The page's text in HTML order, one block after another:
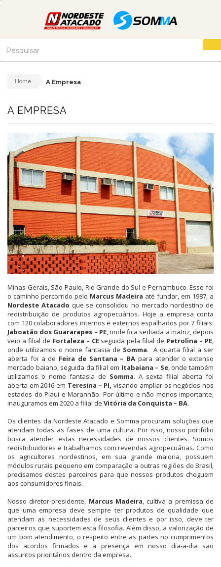
Home A Empresa
A EMPRESA
Minas Gerais, São Paulo, Rio Grande do Sul e Pernambuco. Esse foi
o caminho percorrido pelo Marcus Madeira até fundar, em 1987, a
Nordeste Atacado que se consolidou no mercado nordestino de
redistribuição de produtos agropecuários. Hoje a empresa conta
com 120 colaboradores internos e externos espalhados por 7 filiais:
Jaboatão dos Guararapes – PE, onde fica sediada a matriz, depois
veio a filial de Fortaleza – CEseguida pela filial de Petrolina – PE,
onde utilizamos o nome fantasia de Somma. A quarta filial a ser
aberta foi a de Feira de Santana – BA para atender o extenso
mercado baiano, seguida da filial em Itabaiana – Se, onde também
utilizamos o nome fantasia de Somma. A sexta filial aberta foi
aberta em 2016 em Teresina – PI, visando ampliar os negócios nos
estados do Piaui e Maranhão. Por último e não menos importante,
inauguramos em 2020 a filial de Vitória da Conquista – BA.
Os clientes da Nordeste Atacado e Somma procuram soluções que
atendam todas as fases de uma cultura. Por isso, nosso portfólio
busca atender estas necessidades de nossos clientes. Somos
redistribuidores e trabalhamos com revendas agropecuárias. Como
os agricultores nordestinos, em sua grande maioria, possuem
módulos rurais pequeno em comparação a outras regiões do Brasil,
precisamos destes parceiros para que nossos produtos cheguem
aos consumidores finais.
Nosso diretor-presidente, Marcus Madeira, cultiva a premissa de
que uma empresa deve sempre ter produtos de qualidade que
atendam as necessidades de seus clientes e por isso, deve ter
parceiros que suportem esta filosofia. Além disso, a valorização de
um bom atendimento, o respeito entre as partes no cumprimentos
dos acordos firmados e a presença em nosso dia-a-dia são
assuntos prioritários dentro da empresa.